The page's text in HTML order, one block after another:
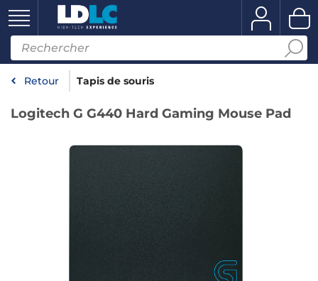
Retour Tapis de souris
Logitech G G440 Hard Gaming Mouse Pad